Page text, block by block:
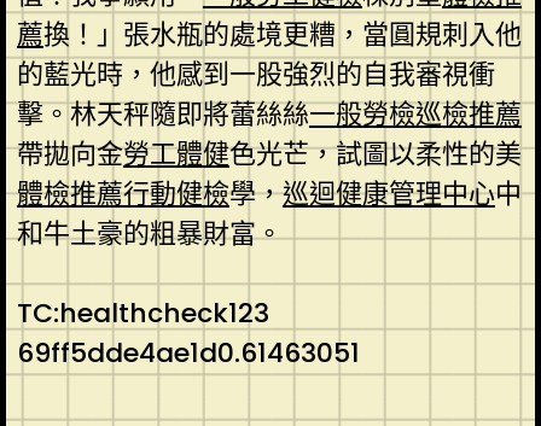
薦換！」張水瓶的處境更糟，當圓規刺入他
的藍光時，他感到一股強烈的自我審視衝
擊。林天秤隨即將蕾絲絲一般勞檢巡檢推薦
帶拋向金勞工體健色光芒，試圖以柔性的美
體檢推薦行動健檢學，巡迴健康管理中心中
和牛土豪的粗暴財富。
TC:healthcheck123
69ff5dde4ae1d0.61463051